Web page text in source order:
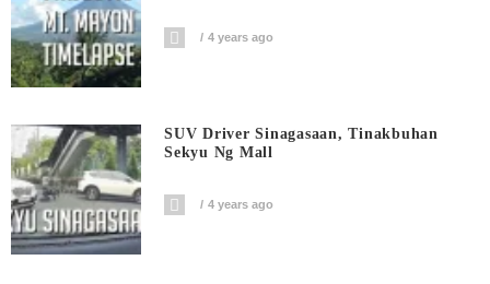
4 years ago
SUV Driver Sinagasaan, Tinakbuhan
Sekyu Ng Mall
4 years ago